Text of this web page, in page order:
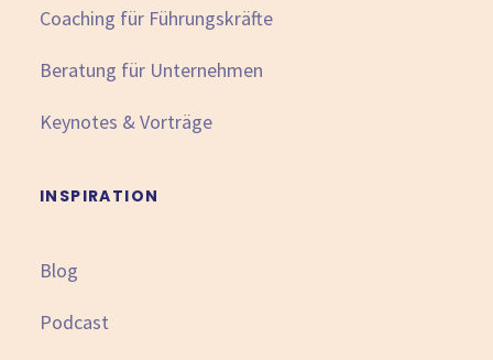
Coaching für Führungskräfte
Beratung für Unternehmen
Keynotes & Vorträge
INSPIRATION
Blog
Podcast